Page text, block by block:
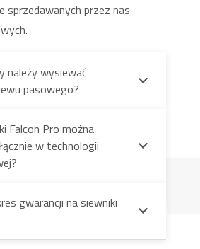
sprzedawanych przez nas
należy wysiewać
pasowego?
Falcon Pro można
w technologii
gwarancji na siewniki